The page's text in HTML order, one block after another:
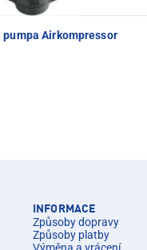
pumpa Airkompressor
INFORMACE
Způsoby dopravy
Způsoby platby